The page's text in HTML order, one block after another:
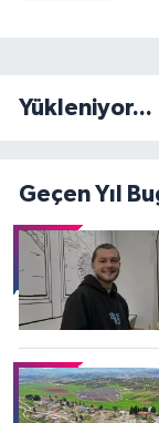
Yükleniyor...
Geçen Yıl